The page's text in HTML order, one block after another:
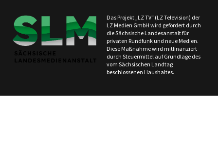
Das Projekt „LZ TV“ (LZ Television) der
LZ Medien GmbH wird gefördert durch
die Sächsische Landesanstalt für
privaten Rundfunk und neue Medien.
Diese Maßnahme wird mitfinanziert
durch Steuermittel auf Grundlage des
vom Sächsischen Landtag
beschlossenen Haushaltes.